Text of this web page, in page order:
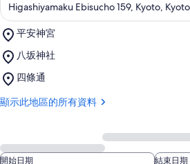
Higashiyamaku Ebisucho 159, Kyoto,
平安神宮
Place,
安
宮
八坂神社
Place,
坂
社
四條通
Place,
條
顯示此地區的所有資料
更
開始日期 結束日期